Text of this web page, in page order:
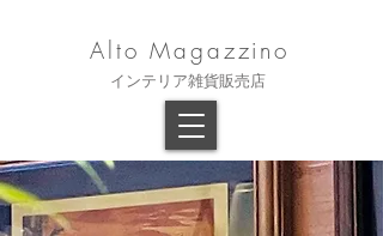
Alto Magazzino
​インテリア雑貨販売店